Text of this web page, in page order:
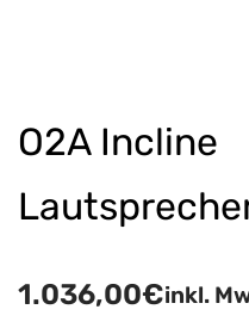
O2A Incline
1.036,00€inkl.